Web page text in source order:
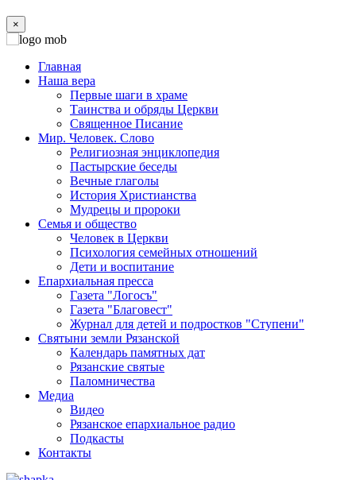
×
Главная
Наша вера
Первые шаги в храме
Таинства и обряды Церкви
Священное Писание
Мир. Человек. Слово
Религиозная энциклопедия
Пастырские беседы
Вечные глаголы
История Христианства
Мудрецы и пророки
Семья и общество
Человек в Церкви
Психология семейных отношений
Дети и воспитание
Епархиальная пресса
Газета "Логосъ"
Газета "Благовест"
Журнал для детей и подростков "Ступени"
Святыни земли Рязанской
Календарь памятных дат
Рязанские святые
Паломничества
Медиа
Видео
Рязанское епархиальное радио
Подкасты
Контакты